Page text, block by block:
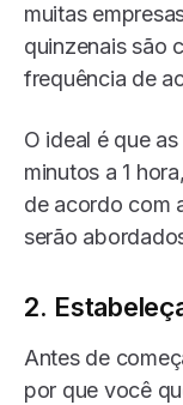
muitas
quinzenais são
frequência de
O ideal é que
minutos a 1
de acordo com
serão
2.
Antes de
por que você